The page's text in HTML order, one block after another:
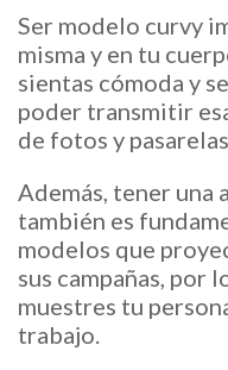
Ser modelo curvy
misma y en tu
sientas cómoda y
poder transmitir
de fotos y
Además, tener
también es
modelos que
sus campañas, por
muestres tu
trabajo.